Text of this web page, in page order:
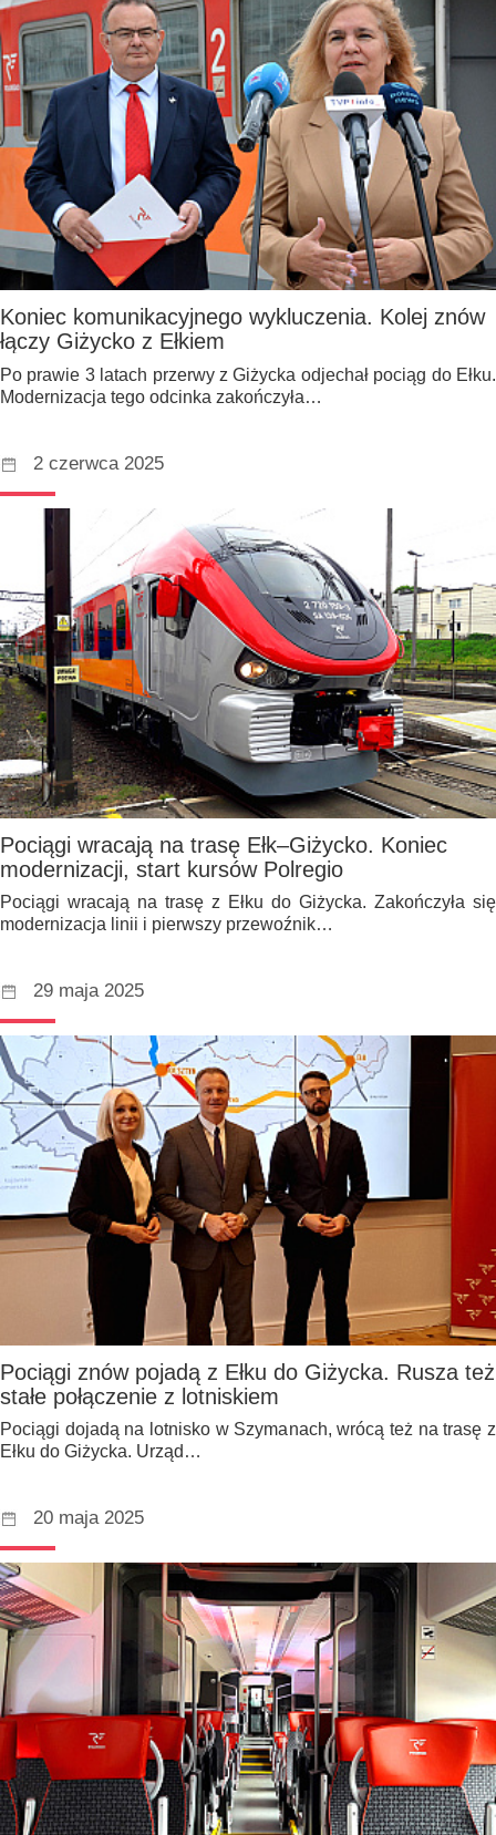
Koniec komunikacyjnego wykluczenia. Kolej znów
łączy Giżycko z Ełkiem
Po prawie 3 latach przerwy z Giżycka odjechał pociąg do Ełku.
Modernizacja tego odcinka zakończyła…
2 czerwca 2025
Pociągi wracają na trasę Ełk–Giżycko. Koniec
modernizacji, start kursów Polregio
Pociągi wracają na trasę z Ełku do Giżycka. Zakończyła się
modernizacja linii i pierwszy przewoźnik…
29 maja 2025
Pociągi znów pojadą z Ełku do Giżycka. Rusza też
stałe połączenie z lotniskiem
Pociągi dojadą na lotnisko w Szymanach, wrócą też na trasę z
Ełku do Giżycka. Urząd…
20 maja 2025